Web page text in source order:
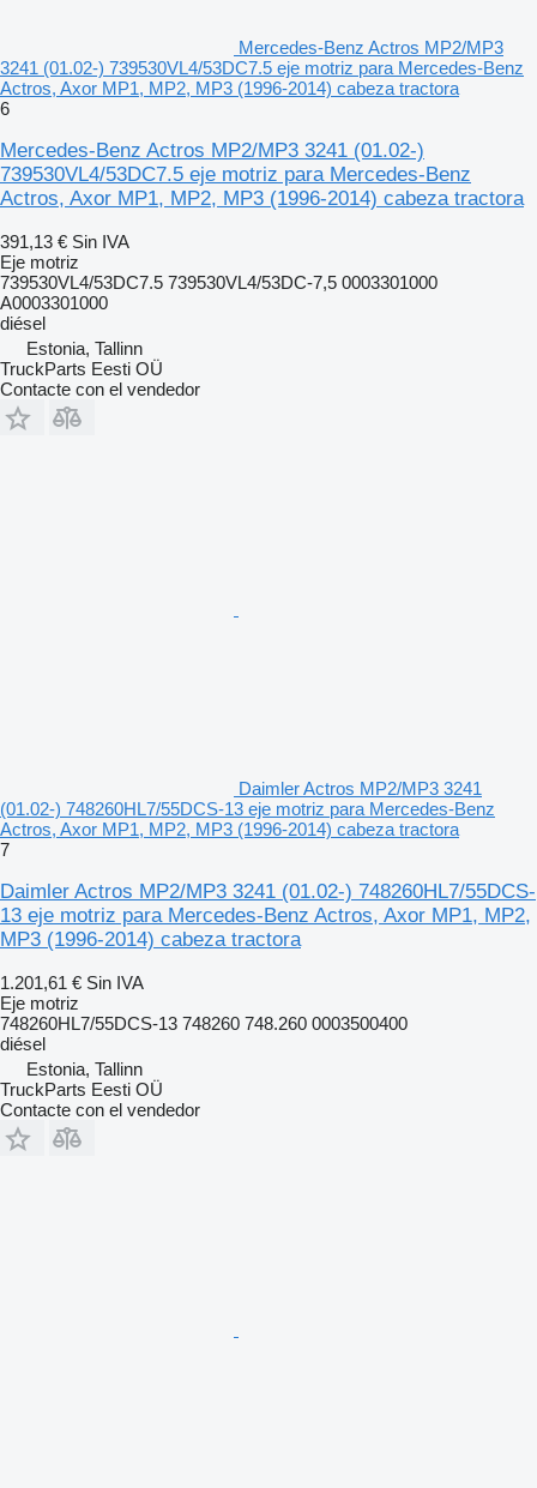
Mercedes-Benz Actros MP2/MP3
3241 (01.02-) 739530VL4/53DC7.5 eje motriz para Mercedes-Benz
Actros, Axor MP1, MP2, MP3 (1996-2014) cabeza tractora
6
Mercedes-Benz Actros MP2/MP3 3241 (01.02-)
739530VL4/53DC7.5 eje motriz para Mercedes-Benz
Actros, Axor MP1, MP2, MP3 (1996-2014) cabeza tractora
391,13 € Sin IVA
Eje motriz
739530VL4/53DC7.5 739530VL4/53DC-7,5 0003301000
A0003301000
diésel
Estonia, Tallinn
TruckParts Eesti OÜ
Contacte con el vendedor
Daimler Actros MP2/MP3 3241
(01.02-) 748260HL7/55DCS-13 eje motriz para Mercedes-Benz
Actros, Axor MP1, MP2, MP3 (1996-2014) cabeza tractora
7
Daimler Actros MP2/MP3 3241 (01.02-) 748260HL7/55DCS-
13 eje motriz para Mercedes-Benz Actros, Axor MP1, MP2,
MP3 (1996-2014) cabeza tractora
1.201,61 € Sin IVA
Eje motriz
748260HL7/55DCS-13 748260 748.260 0003500400
diésel
Estonia, Tallinn
TruckParts Eesti OÜ
Contacte con el vendedor